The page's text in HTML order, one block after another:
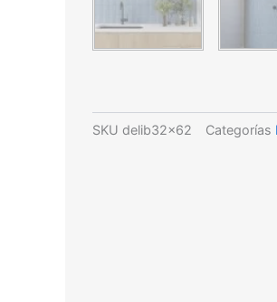
SKU delib32x62 Categorías